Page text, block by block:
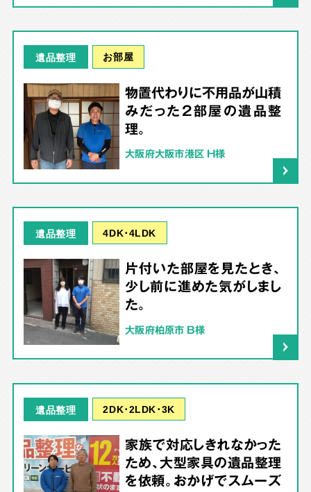
遺品整理 お部屋
物置代わりに不用品が山積
みだった2部屋の遺品整
理。
大阪府大阪市港区 H様
遺品整理 4DK･4LDK
片付いた部屋を見たとき、
少し前に進めた気がしまし
た。
大阪府柏原市 B様
遺品整理 2DK･2LDK･3K
家族で対応しきれなかった
ため、大型家具の遺品整理
を依頼。おかげでスムーズ